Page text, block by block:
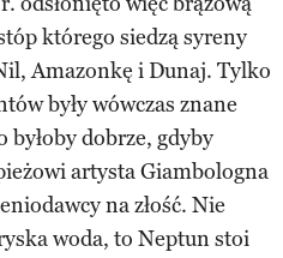
którego siedzą syreny
Amazonkę i Dunaj. Tylko
były wówczas znane
dobrze, gdyby
artysta Giambologna
na złość. Nie
woda, to Neptun stoi